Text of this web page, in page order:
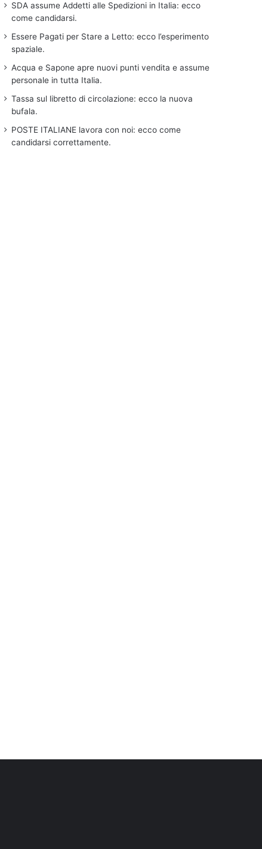
SDA assume Addetti alle Spedizioni in Italia: ecco
come candidarsi.
Essere Pagati per Stare a Letto: ecco l’esperimento
spaziale.
Acqua e Sapone apre nuovi punti vendita e assume
personale in tutta Italia.
Tassa sul libretto di circolazione: ecco la nuova
bufala.
POSTE ITALIANE lavora con noi: ecco come
candidarsi correttamente.